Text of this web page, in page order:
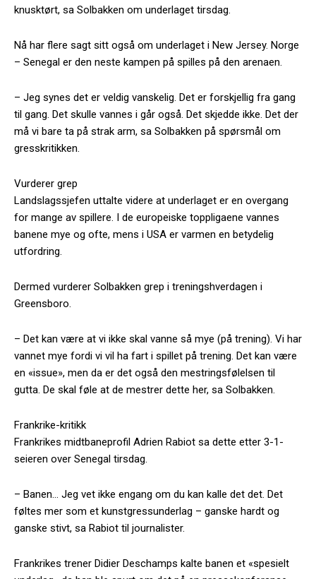
knusktørt, sa Solbakken om underlaget tirsdag.
Nå har flere sagt sitt også om underlaget i New Jersey. Norge
– Senegal er den neste kampen på spilles på den arenaen.
– Jeg synes det er veldig vanskelig. Det er forskjellig fra gang
til gang. Det skulle vannes i går også. Det skjedde ikke. Det der
må vi bare ta på strak arm, sa Solbakken på spørsmål om
gresskritikken.
Vurderer grep
Landslagssjefen uttalte videre at underlaget er en overgang
for mange av spillere. I de europeiske toppligaene vannes
banene mye og ofte, mens i USA er varmen en betydelig
utfordring.
Dermed vurderer Solbakken grep i treningshverdagen i
Greensboro.
– Det kan være at vi ikke skal vanne så mye (på trening). Vi har
vannet mye fordi vi vil ha fart i spillet på trening. Det kan være
en «issue», men da er det også den mestringsfølelsen til
gutta. De skal føle at de mestrer dette her, sa Solbakken.
Frankrike-kritikk
Frankrikes midtbaneprofil Adrien Rabiot sa dette etter 3-1-
seieren over Senegal tirsdag.
– Banen… Jeg vet ikke engang om du kan kalle det det. Det
føltes mer som et kunstgressunderlag – ganske hardt og
ganske stivt, sa Rabiot til journalister.
Frankrikes trener Didier Deschamps kalte banen et «spesielt